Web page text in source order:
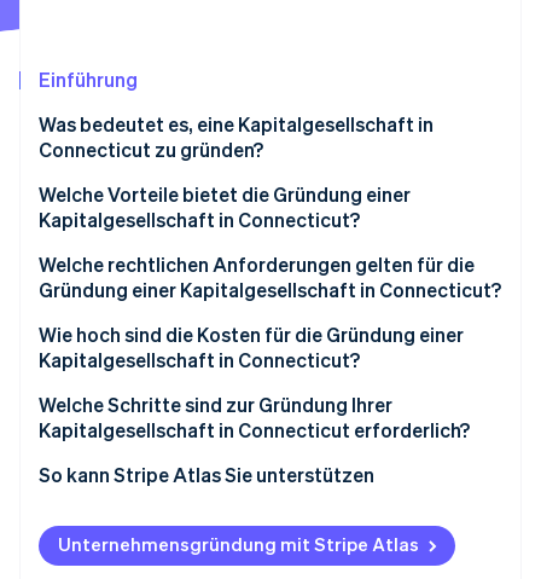
CO₂-Entnahme
Identity
Online-Identitätsprüfung
Stripe-Sessions 2026
Erfahren Sie, wie Stripe Lösungen für
Jetzt ansehen
Einführung
Was bedeutet es, eine Kapitalgesellschaft in
Connecticut zu gründen?
Welche Vorteile bietet die Gründung einer
Kapitalgesellschaft in Connecticut?
Einsparungen bei Kapitalinvestitionen
Steuernachlässe in Enterprise Zones
Vorhersehbare Compliance und Steuerbehandlung
Welche rechtlichen Anforderungen gelten für die
Gründung einer Kapitalgesellschaft in Connecticut?
Wie hoch sind die Kosten für die Gründung einer
Kapitalgesellschaft in Connecticut?
Welche Schritte sind zur Gründung Ihrer
Kapitalgesellschaft in Connecticut erforderlich?
1. Unternehmensstruktur und Namen wählen
2. Registrierte Vertretung benennen
3. Gründungsurkunde einreichen
So kann Stripe Atlas Sie unterstützen
Bei Atlas eine Unternehmensgründung beantragen
Zahlungen und Bankgeschäfte vor Erhalt der EIN
Unternehmensgründung mit Stripe Atlas